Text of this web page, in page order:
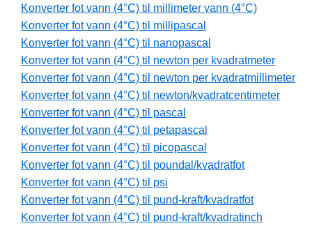
Konverter fot vann (4°C) til millimeter vann (4°C)
Konverter fot vann (4°C) til millipascal
Konverter fot vann (4°C) til nanopascal
Konverter fot vann (4°C) til newton per kvadratmeter
Konverter fot vann (4°C) til newton per kvadratmillimeter
Konverter fot vann (4°C) til newton/kvadratcentimeter
Konverter fot vann (4°C) til pascal
Konverter fot vann (4°C) til petapascal
Konverter fot vann (4°C) til picopascal
Konverter fot vann (4°C) til poundal/kvadratfot
Konverter fot vann (4°C) til psi
Konverter fot vann (4°C) til pund-kraft/kvadratfot
Konverter fot vann (4°C) til pund-kraft/kvadratinch